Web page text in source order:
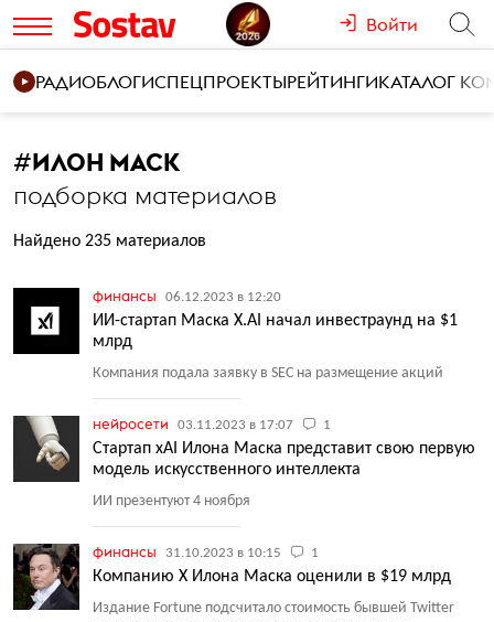
Войти
РАДИОБЛОГИСПЕЦПРОЕКТЫРЕЙТИНГИКАТАЛОГ
#ИЛОН МАСК
подборка материалов
Найдено 235 материалов
финансы 06.12.2023 в 12:20
ИИ-стартап Маска X.AI начал инвестраунд на $1
млрд
Компания подала заявку в SEC на размещение акций
нейросети 03.11.2023 в 17:07 1
Стартап xAI Илона Маска представит свою первую
модель искусственного интеллекта
ИИ презентуют 4 ноября
финансы 31.10.2023 в 10:15 1
Компанию X Илона Маска оценили в $19 млрд
Издание Fortune подсчитало стоимость бывшей Twitter